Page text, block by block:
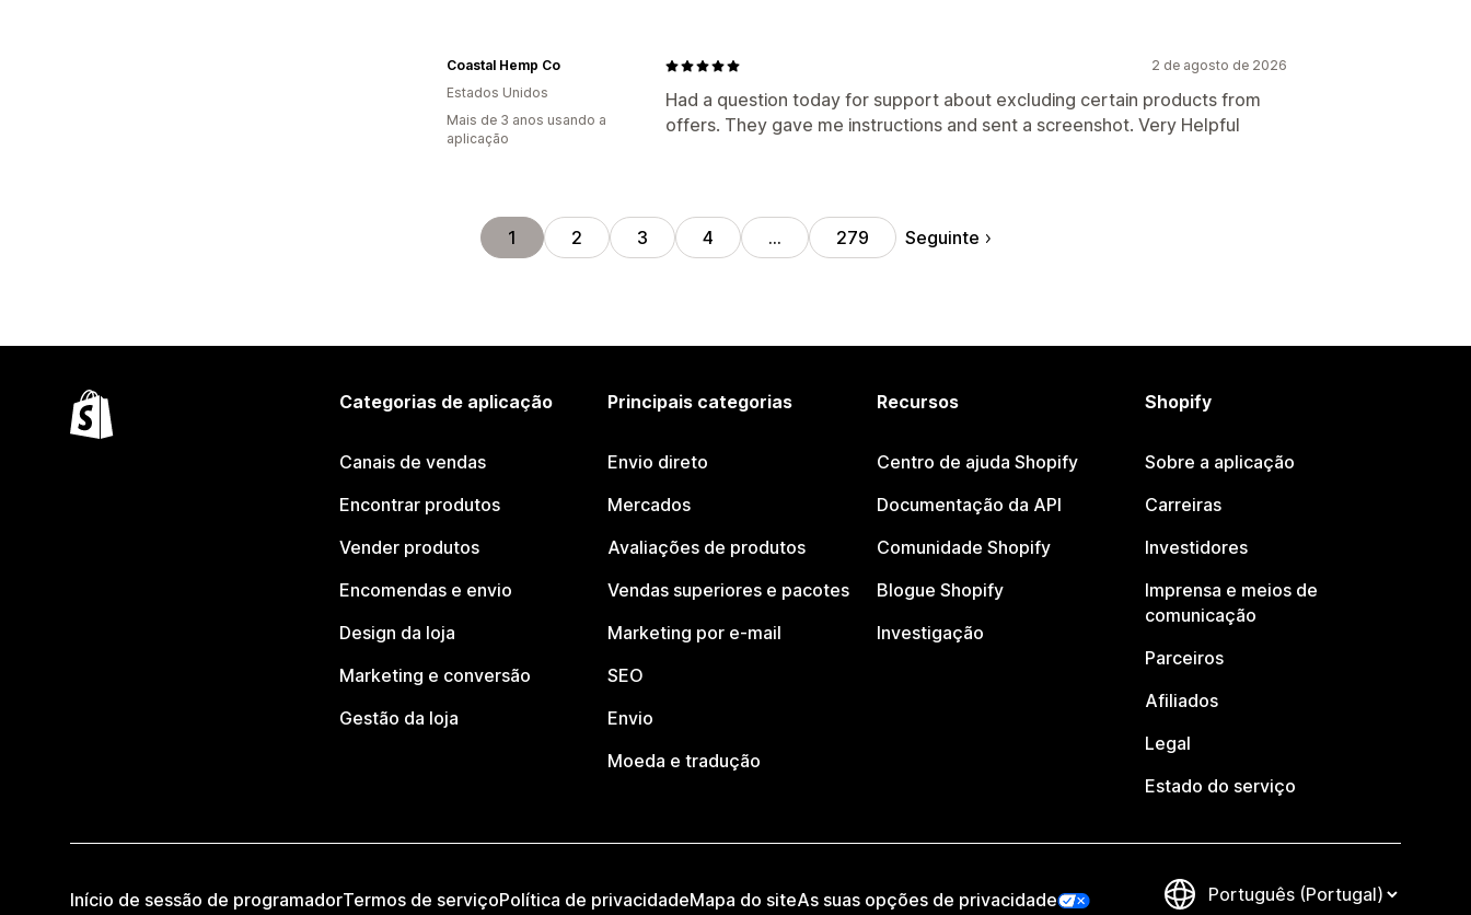
2 de agosto de 2026
Had a question today for support about excluding certain products from
offers. They gave me instructions and sent a screenshot. Very Helpful
Coastal Hemp Co
Estados Unidos
Mais de 3 anos usando a
aplicação
1 2 3 4 … 279 Seguinte
Categorias de aplicação
Canais de vendas
Encontrar produtos
Vender produtos
Encomendas e envio
Design da loja
Marketing e conversão
Gestão da loja
Principais categorias
Envio direto
Mercados
Avaliações de produtos
Vendas superiores e pacotes
Marketing por e-mail
SEO
Envio
Moeda e tradução
Recursos
Centro de ajuda Shopify
Documentação da API
Comunidade Shopify
Blogue Shopify
Investigação
Shopify
Sobre a aplicação
Carreiras
Investidores
Imprensa e meios de
comunicação
Parceiros
Afiliados
Legal
Estado do serviço
Início de sessão de programadorTermos de serviçoPolítica de privacidadeMapa do siteAs suas opções de privacidade